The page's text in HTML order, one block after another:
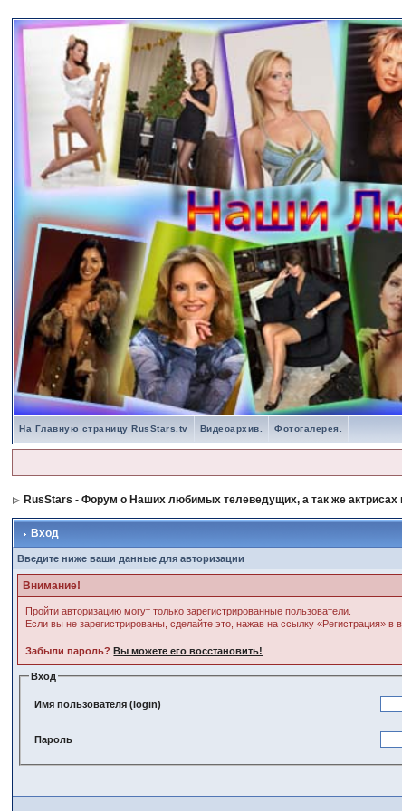
На Главную страницу RusStars.tv Видеоархив. Фотогалерея.
RusStars - Форум о Наших любимых телеведущих, а так же актрисах
Вход
Введите ниже ваши данные для авторизации
Внимание!
Пройти авторизацию могут только зарегистрированные пользователи.
Если вы не зарегистрированы, сделайте это, нажав на ссылку «Регистрация» в
Забыли пароль? Вы можете его восстановить!
Вход
Имя пользователя (login)
Пароль